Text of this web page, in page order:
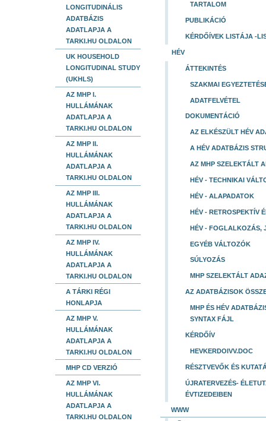
LONGITUDINÁLIS
ADATBÁZIS
ADATLAPJA A
TARKI.HU OLDALON
UK HOUSEHOLD
LONGITUDINAL STUDY
(UKHLS)
AZ MHP I.
HULLÁMÁNAK
ADATLAPJA A
TARKI.HU OLDALON
AZ MHP II.
HULLÁMÁNAK
ADATLAPJA A
TARKI.HU OLDALON
AZ MHP III.
HULLÁMÁNAK
ADATLAPJA A
TARKI.HU OLDALON
AZ MHP IV.
HULLÁMÁNAK
ADATLAPJA A
TARKI.HU OLDALON
A TÁRKI RÉGI
HONLAPJA
AZ MHP V.
HULLÁMÁNAK
ADATLAPJA A
TARKI.HU OLDALON
MHP CD VERZIÓ
AZ MHP VI.
HULLÁMÁNAK
ADATLAPJA A
TARKI.HU OLDALON
TARTALOM
PUBLIKÁCIÓ
KÉRDŐÍVEK LISTÁJA -
HÉV
ÁTTEKINTÉS
SZAKMAI
ADATFELVÉTEL
DOKUMENTÁCIÓ
AZ ELKÉSZÜLT HÉV
A HÉV ADATBÁZIS
AZ MHP SZELEKTÁLT
HÉV - TECHNIKAI
HÉV - ALAPADATOK
HÉV - RETROSPEKTÍV
HÉV - FOGLALKOZÁS,
EGYÉB VÁLTOZÓK
SÚLYOZÁS
MHP SZELEKTÁLT
AZ ADATBÁZISOK
MHP ÉS HÉV
SYNTAX FÁJL
KÉRDŐÍV
HEVKERDOIVV.DOC
RÉSZTVEVŐK ÉS
ÚJRATERVEZÉS-
ÉVTIZEDEIBEN
WWW